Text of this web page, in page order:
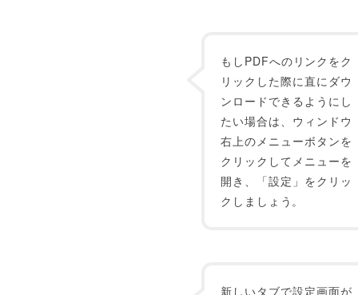
もしPDFへのリンクをク
リックした際に直にダウ
ンロードできるようにし
たい場合は、ウィンドウ
右上のメニューボタンを
クリックしてメニューを
開き、「設定」をクリッ
クしましょう。
新しいタブで設定画面が